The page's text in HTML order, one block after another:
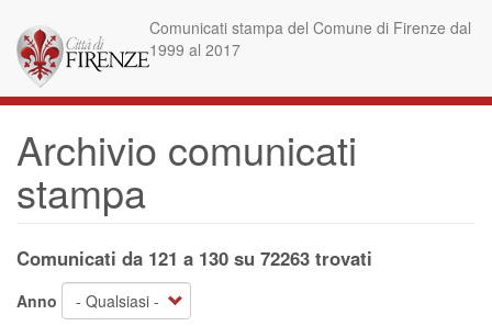
contenuto
principale
Comunicati stampa del Comune di Firenze dal
1999 al 2017
Archivio comunicati
stampa
Comunicati da 121 a 130 su 72263 trovati
Anno